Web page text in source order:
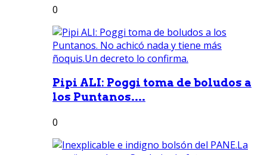
0
Pipi ALI: Poggi toma de boludos a
los Puntanos....
0